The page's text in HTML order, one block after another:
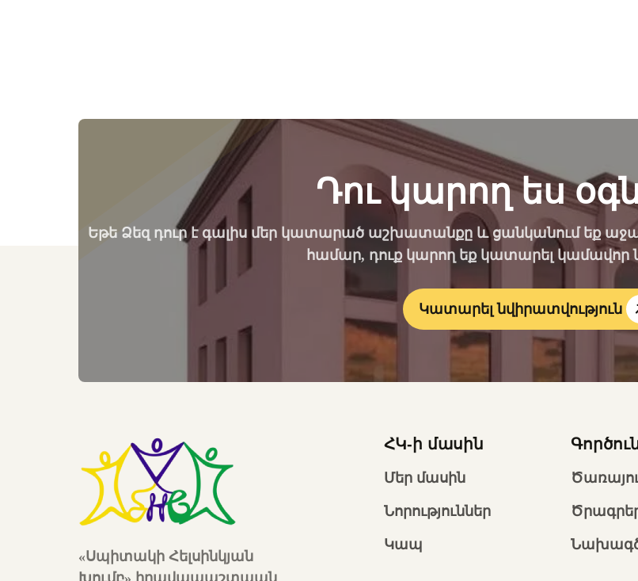
Դու կարող ես
Եթե Ձեզ դուր է գալիս մեր կատարած աշխատանքը և ցանկանում եք
համար, դուք կարող եք կատարել կամավոր
Կատարել նվիրատվություն
«Սպիտակի Հելսինկյան
Խումբ» իրավապաշտպան
ՀԿ-ի մասին
Մեր մասին
Նորություններ
Կապ